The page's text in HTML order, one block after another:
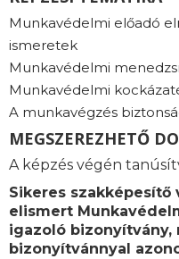
Munkavédelmi előadó
ismeretek
Munkavédelmi
Munkavédelmi
A munkavégzés
MEGSZEREZHETŐ
A képzés végén
Sikeres
elismert
igazoló bizonyítvány,
bizonyítvánnyal